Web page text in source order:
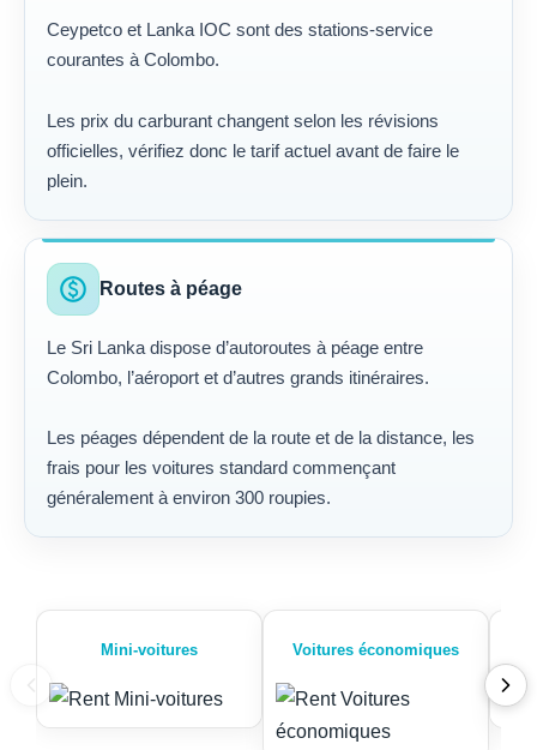
Ceypetco et Lanka IOC sont des stations-service
courantes à Colombo.
Les prix du carburant changent selon les révisions
officielles, vérifiez donc le tarif actuel avant de faire le
plein.
paid Routes à péage
Le Sri Lanka dispose d’autoroutes à péage entre
Colombo, l’aéroport et d’autres grands itinéraires.
Les péages dépendent de la route et de la distance, les
frais pour les voitures standard commençant
généralement à environ 300 roupies.
Mini-voitures Voitures économiques